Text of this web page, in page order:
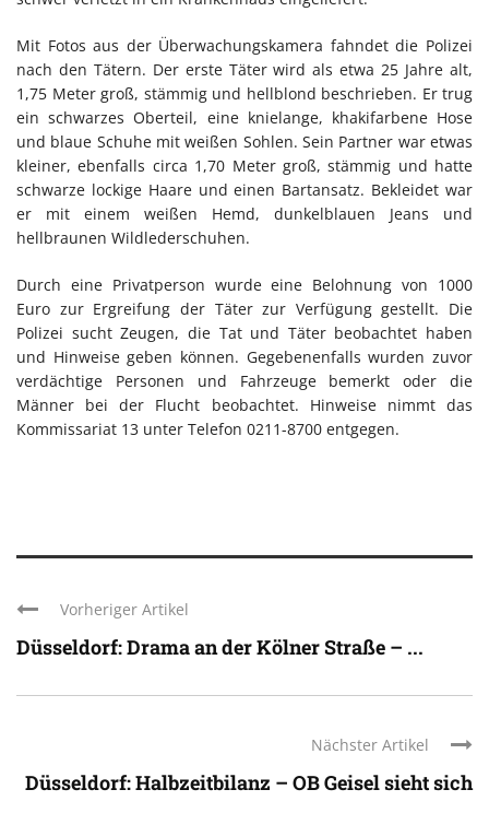
Mit Fotos aus der Überwachungskamera fahndet die Polizei
nach den Tätern. Der erste Täter wird als etwa 25 Jahre alt,
1,75 Meter groß, stämmig und hellblond beschrieben. Er trug
ein schwarzes Oberteil, eine knielange, khakifarbene Hose
und blaue Schuhe mit weißen Sohlen. Sein Partner war etwas
kleiner, ebenfalls circa 1,70 Meter groß, stämmig und hatte
schwarze lockige Haare und einen Bartansatz. Bekleidet war
er mit einem weißen Hemd, dunkelblauen Jeans und
hellbraunen Wildlederschuhen.
Durch eine Privatperson wurde eine Belohnung von 1000
Euro zur Ergreifung der Täter zur Verfügung gestellt. Die
Polizei sucht Zeugen, die Tat und Täter beobachtet haben
und Hinweise geben können. Gegebenenfalls wurden zuvor
verdächtige Personen und Fahrzeuge bemerkt oder die
Männer bei der Flucht beobachtet. Hinweise nimmt das
Kommissariat 13 unter Telefon 0211-8700 entgegen.
Vorheriger Artikel
Düsseldorf: Drama an der Kölner Straße – ...
Nächster Artikel
Düsseldorf: Halbzeitbilanz – OB Geisel sieht sich